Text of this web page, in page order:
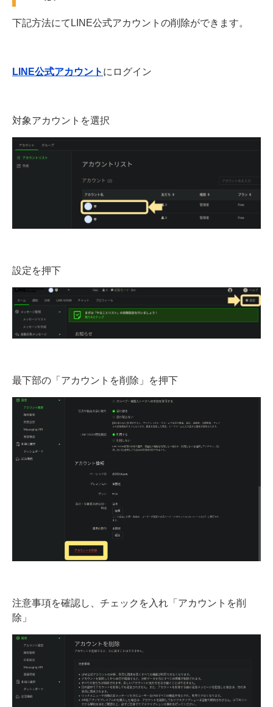
下記方法にてLINE公式アカウントの削除ができます。
LINE公式アカウント にログイン
対象アカウントを選択
設定を押下
最下部の「アカウントを削除」を押下
注意事項を確認し、チェックを入れ「アカウントを削
除」